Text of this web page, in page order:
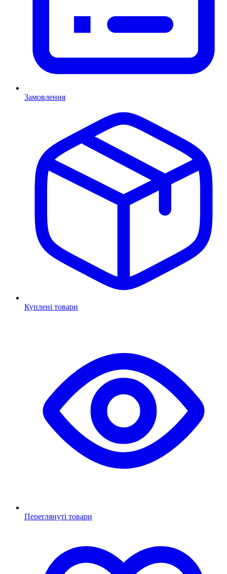
Замовлення
Куплені товари
Переглянуті товари